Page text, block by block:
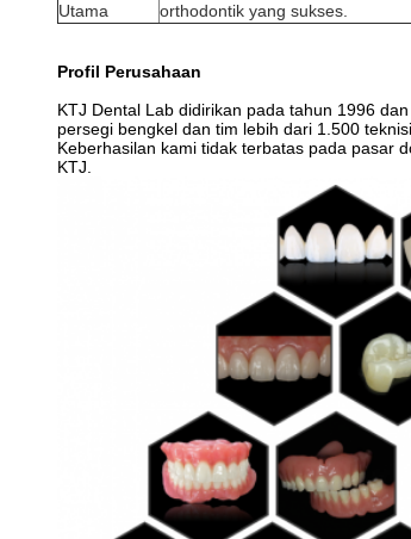
Utama
orthodontik yang sukses.
Profil Perusahaan
KTJ Dental Lab didirikan pada tahun 1996
persegi bengkel dan tim lebih dari 1.500
Keberhasilan kami tidak terbatas pada pasar
KTJ.